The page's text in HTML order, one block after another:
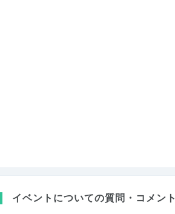
イベントについての質問・コメント